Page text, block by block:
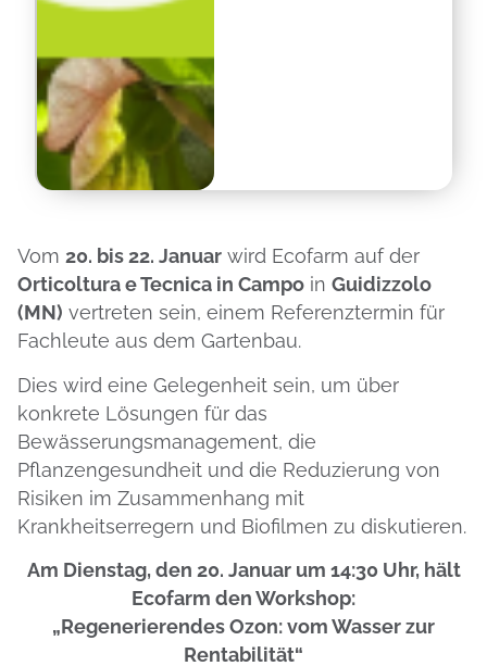
Vom 20. bis 22. Januar wird Ecofarm auf der
Orticoltura e Tecnica in Campo in Guidizzolo
(MN) vertreten sein, einem Referenztermin für
Fachleute aus dem Gartenbau.
Dies wird eine Gelegenheit sein, um über
konkrete Lösungen für das
Bewässerungsmanagement, die
Pflanzengesundheit und die Reduzierung von
Risiken im Zusammenhang mit
Krankheitserregern und Biofilmen zu diskutieren.
Am Dienstag, den 20. Januar um 14:30 Uhr, hält
Ecofarm den Workshop:
„Regenerierendes Ozon: vom Wasser zur
Rentabilität“